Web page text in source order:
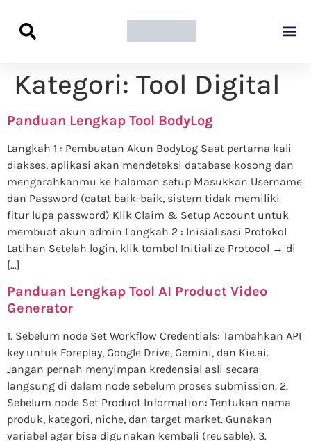
Kategori: Tool Digital
Panduan Lengkap Tool BodyLog
Langkah 1 : Pembuatan Akun BodyLog Saat pertama kali
diakses, aplikasi akan mendeteksi database kosong dan
mengarahkanmu ke halaman setup Masukkan Username
dan Password (catat baik-baik, sistem tidak memiliki
fitur lupa password) Klik Claim & Setup Account untuk
membuat akun admin Langkah 2 : Inisialisasi Protokol
Latihan Setelah login, klik tombol Initialize Protocol → di
[…]
Panduan Lengkap Tool AI Product Video
Generator
1. Sebelum node Set Workflow Credentials: Tambahkan API
key untuk Foreplay, Google Drive, Gemini, dan Kie.ai.
Jangan pernah menyimpan kredensial asli secara
langsung di dalam node sebelum proses submission. 2.
Sebelum node Set Product Information: Tentukan nama
produk, kategori, niche, dan target market. Gunakan
variabel agar bisa digunakan kembali (reusable). 3.